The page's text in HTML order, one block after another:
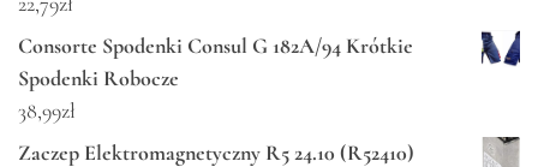
Consorte Spodenki Consul G 182A/94 Krótkie
Spodenki Robocze
38,99zł
Zaczep Elektromagnetyczny R5 24.10 (R52410)